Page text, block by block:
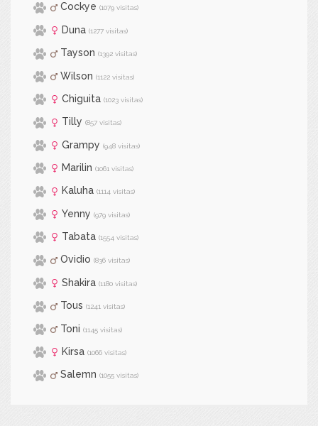
Cockye (1079 visitas)
Duna (1277 visitas)
Tayson (1392 visitas)
Wilson (1122 visitas)
Chiguita (1023 visitas)
Tilly (857 visitas)
Grampy (948 visitas)
Marilin (1061 visitas)
Kaluha (1114 visitas)
Yenny (979 visitas)
Tabata (1554 visitas)
Ovidio (836 visitas)
Shakira (1180 visitas)
Tous (1241 visitas)
Toni (1145 visitas)
Kirsa (1066 visitas)
Salemn (1055 visitas)